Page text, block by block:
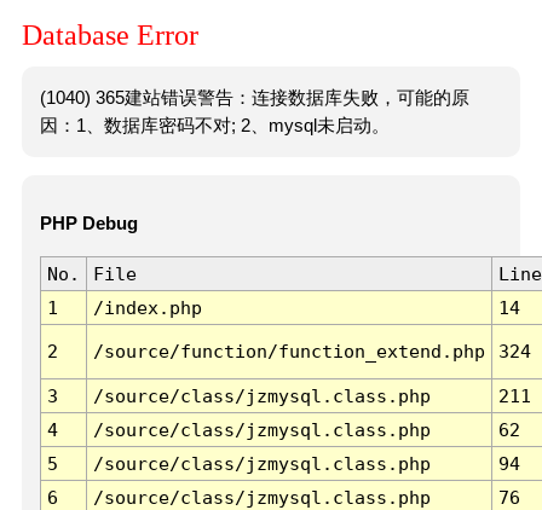
Database Error
(1040) 365建站错误警告：连接数据库失败，可能的原
因：1、数据库密码不对; 2、mysql未启动。
PHP Debug
No. File
Line
1
/index.php 14
2 /source/function/function_extend.php 324
3 /source/class/jzmysql.class.php
211
4
/source/class/jzmysql.class.php
62
5
/source/class/jzmysql.class.php
94
6
/source/class/jzmysql.class.php 76